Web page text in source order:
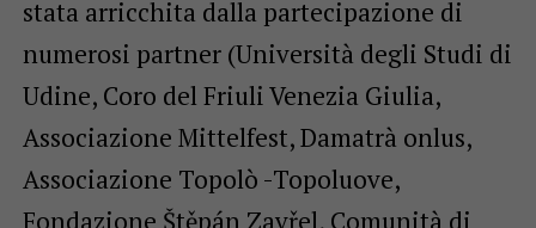
stata arricchita dalla partecipazione di
numerosi partner (Università degli Studi di
Udine, Coro del Friuli Venezia Giulia,
Associazione Mittelfest, Damatrà onlus,
Associazione Topolò -Topoluove,
Fondazione Štěpán Zavřel, Comunità di